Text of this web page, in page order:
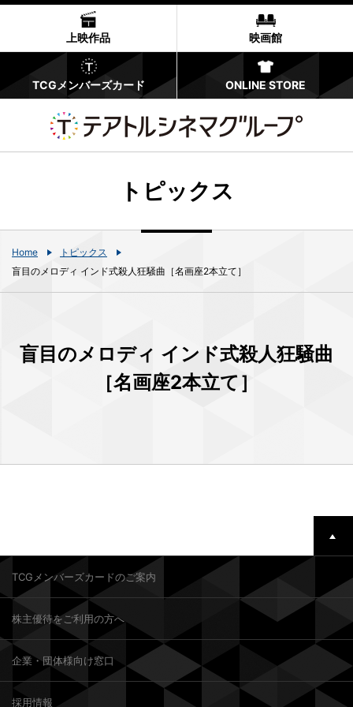
上映作品 映画館
TCGメンバーズカード ONLINE STORE
トピックス
Home
トピックス
盲目のメロディ インド式殺人狂騒曲［名画座2本立て］
盲目のメロディ インド式殺人狂騒曲
［名画座2本立て］
TCGメンバーズカードのご案内
株主優待をご利用の方へ
企業・団体様向け窓口
採用情報